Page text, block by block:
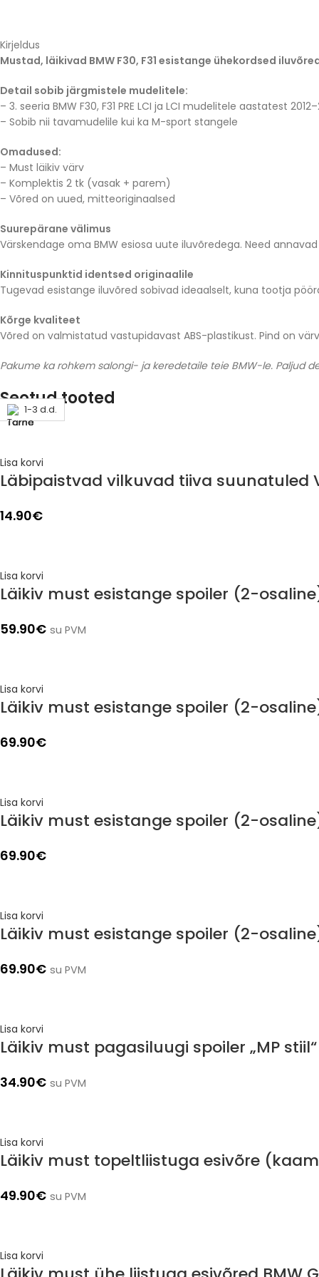
Kirjeldus
Mustad, läikivad BMW F30, F31 esistange ühekordsed
Detail sobib järgmistele mudelitele:
– 3. seeria BMW F30, F31 PRE LCI ja LCI mudelitele aastatest
– Sobib nii tavamudelile kui ka M-sport stangele
Omadused:
– Must läikiv värv
– Komplektis 2 tk (vasak + parem)
– Võred on uued, mitteoriginaalsed
Suurepärane välimus
Värskendage oma BMW esiosa uute iluvõredega. Need
Kinnituspunktid identsed originaalile
Tugevad esistange iluvõred sobivad ideaalselt, kuna tootja
Kõrge kvaliteet
Võred on valmistatud vastupidavast ABS-plastikust. Pind on
Pakume ka rohkem salongi- ja keredetaile teie BMW-le. Paljud
Seotud tooted
1-3 d.d.
Lisa korvi
Läbipaistvad vilkuvad tiiva suunatuled
14.90€
1-3 d.d.
Lisa korvi
Läikiv must esistange spoiler (2-osaline)
59.90€ su PVM
1-3 d.d.
Lisa korvi
Läikiv must esistange spoiler (2-osaline)
69.90€
1-3 d.d.
Lisa korvi
Läikiv must esistange spoiler (2-osaline)
69.90€
1-3 d.d.
Lisa korvi
Läikiv must esistange spoiler (2-osaline)
69.90€ su PVM
1-3 d.d.
Lisa korvi
Läikiv must pagasiluugi spoiler „MP stiil“
34.90€ su PVM
1-3 d.d.
Lisa korvi
Läikiv must topeltliistuga esivõre
49.90€ su PVM
1-3 d.d.
Lisa korvi